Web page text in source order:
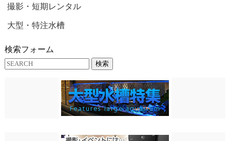
撮影・短期レンタル
大型・特注水槽
検索フォーム
検索